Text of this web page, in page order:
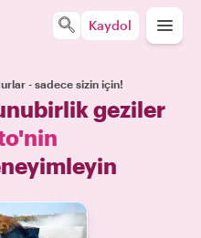
Kaydol
- sadece sizin için!
geziler